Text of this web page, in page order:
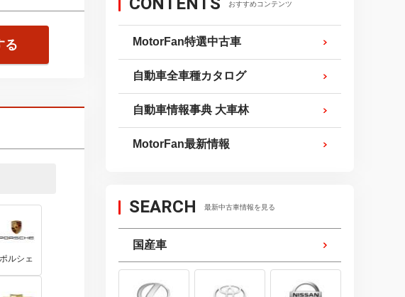
る
ポルシェ
おすすめコンテンツ
MotorFan特選中古車
自動車全車種カタログ
自動車情報事典 大車林
MotorFan最新情報
SEARCH 最新中古車情報を見る
国産車